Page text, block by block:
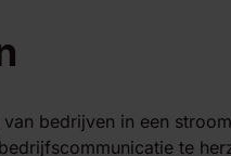
bedrijven in een
te